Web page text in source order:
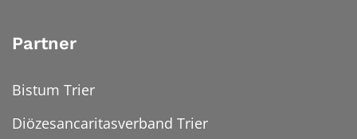
Partner
Bistum Trier
Diözesancaritasverband Trier